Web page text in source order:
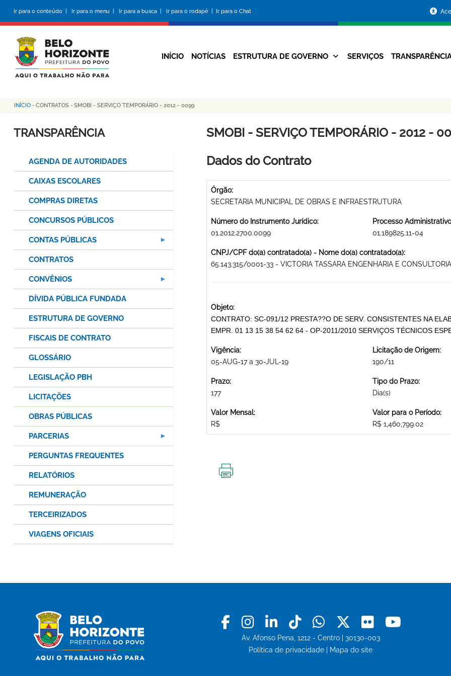
conteúdo
principal
Ir para o conteúdo | Ir para o menu | Ir para a busca | Ir para o rodapé | Ir para o Chat
da
Prefeitura
Navegação
INÍCIO NOTÍCIAS ESTRUTURA DE GOVERNO SERVIÇOS
Trilha
de
INÍCIO - CONTRATOS - SMOBI - SERVIÇO TEMPORÁRIO - 2012 - 0099
SMOBI - SERVIÇO TEMPORÁRIO - 2012 -
Dados do Contrato
Órgão:
SECRETARIA MUNICIPAL DE OBRAS E INFRAESTRUTURA
Número do Instrumento Jurídico:
01.2012.2700.0099
Processo
01.189825.11-04
CNPJ/CPF do(a) contratado(a) - Nome do(a) contratado(a):
65.143.315/0001-33 - VICTORIA TASSARA ENGENHARIA E
Objeto:
CONTRATO: SC-091/12 PRESTA??O DE SERV. CONSISTENTES NA
EMPR. 01 13 15 38 54 62 64 - OP-2011/2010 SERVIÇOS TÉCNICOS
Vigência:
05-AUG-17 a 30-JUL-19
Licitação de Origem:
190/11
Prazo:
177
Tipo do Prazo:
Dia(s)
Valor Mensal:
R$
Valor para o Período:
R$ 1,460,799.02
TRANSPARÊNCIA
AGENDA DE AUTORIDADES
CAIXAS ESCOLARES
COMPRAS DIRETAS
CONCURSOS PÚBLICOS
CONTAS PÚBLICAS
CONTRATOS
CONVÊNIOS
DÍVIDA PÚBLICA FUNDADA
ESTRUTURA DE GOVERNO
FISCAIS DE CONTRATO
GLOSSÁRIO
LEGISLAÇÃO PBH
LICITAÇÕES
OBRAS PÚBLICAS
PARCERIAS
PERGUNTAS FREQUENTES
RELATÓRIOS
REMUNERAÇÃO
TERCEIRIZADOS
VIAGENS OFICIAIS
Facebook
Instagram
LinkedinTiktokWhatsapp
X Flickr
Av. Afonso Pena, 1212 - Centro | 30130-003
Política de privacidade
Mapa do site